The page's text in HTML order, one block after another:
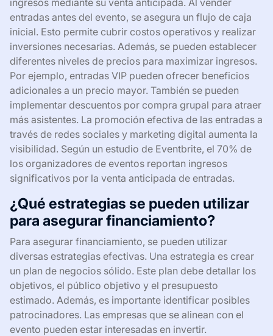
entradas antes del evento, se asegura un flujo de caja
inicial. Esto permite cubrir costos operativos y realizar
inversiones necesarias. Además, se pueden establecer
diferentes niveles de precios para maximizar ingresos.
Por ejemplo, entradas VIP pueden ofrecer beneficios
adicionales a un precio mayor. También se pueden
implementar descuentos por compra grupal para atraer
más asistentes. La promoción efectiva de las entradas a
través de redes sociales y marketing digital aumenta la
visibilidad. Según un estudio de Eventbrite, el 70% de
los organizadores de eventos reportan ingresos
significativos por la venta anticipada de entradas.
¿Qué estrategias se pueden utilizar
para asegurar financiamiento?
Para asegurar financiamiento, se pueden utilizar
diversas estrategias efectivas. Una estrategia es crear
un plan de negocios sólido. Este plan debe detallar los
objetivos, el público objetivo y el presupuesto
estimado. Además, es importante identificar posibles
patrocinadores. Las empresas que se alinean con el
evento pueden estar interesadas en invertir.